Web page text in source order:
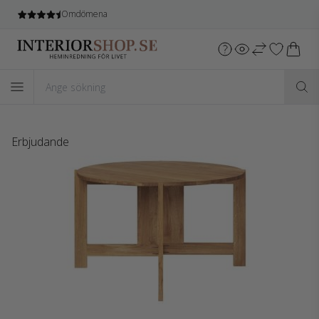
Omdömena
Erbjudande